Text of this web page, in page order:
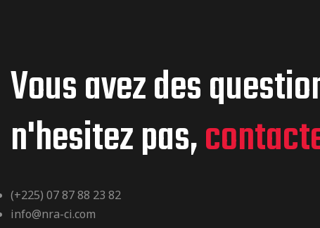
Vous avez des
n'hesitez pas,
(+225) 07 87 88 23 82
info@nra-ci.com